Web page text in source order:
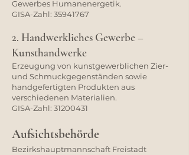
Gewerbes Humanenergetik.
GISA-Zahl: 35941767
2. Handwerkliches Gewerbe –
Kunsthandwerke
Erzeugung von kunstgewerblichen Zier-
und Schmuckgegenständen sowie
handgefertigten Produkten aus
verschiedenen Materialien.
GISA-Zahl: 31200431
Aufsichtsbehörde
Bezirkshauptmannschaft Freistadt